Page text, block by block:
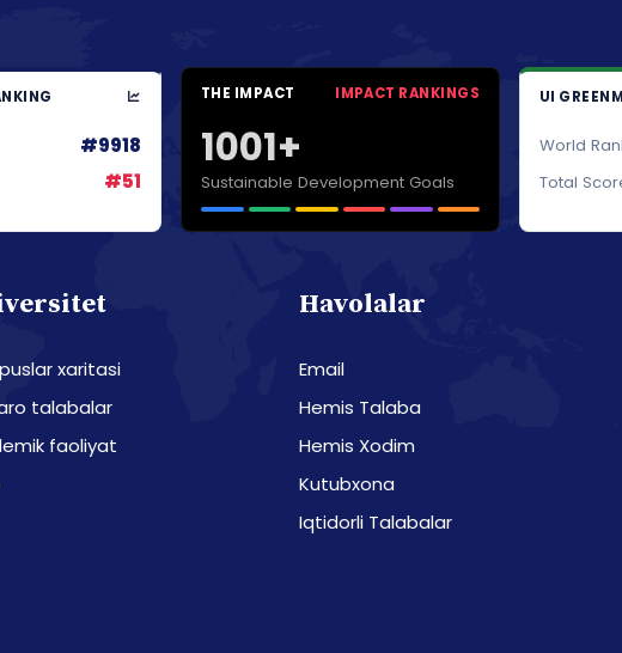
#9918
#51
THE IMPACT IMPACT RANKINGS
1001+
Sustainable Development Goals
UI
World
Total
xaritasi
talabalar
faoliyat
Havolalar
Email
Hemis Talaba
Hemis Xodim
Kutubxona
Iqtidorli Talabalar